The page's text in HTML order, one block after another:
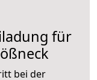
für
bei der